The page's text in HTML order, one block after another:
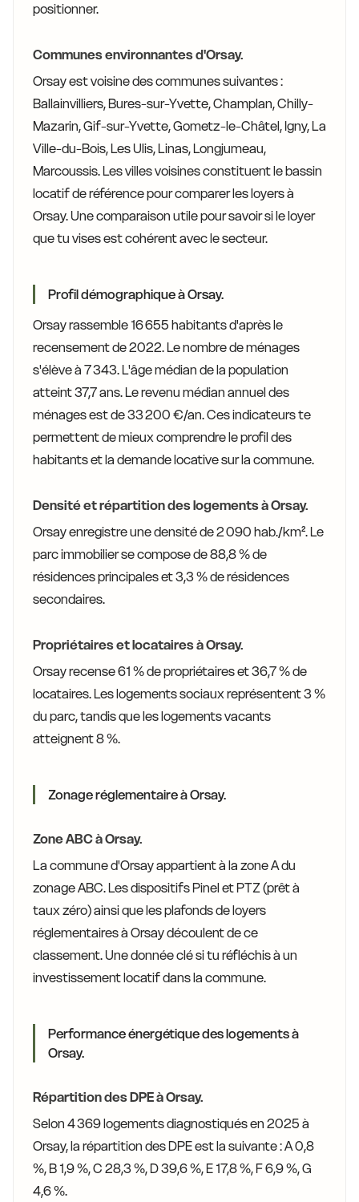
positionner.
Communes environnantes d'Orsay.
Orsay est voisine des communes suivantes :
Ballainvilliers, Bures-sur-Yvette, Champlan, Chilly-
Mazarin, Gif-sur-Yvette, Gometz-le-Châtel, Igny, La
Ville-du-Bois, Les Ulis, Linas, Longjumeau,
Marcoussis. Les villes voisines constituent le bassin
locatif de référence pour comparer les loyers à
Orsay. Une comparaison utile pour savoir si le loyer
que tu vises est cohérent avec le secteur.
Profil démographique à Orsay.
Orsay rassemble 16 655 habitants d'après le
recensement de 2022. Le nombre de ménages
s'élève à 7 343. L'âge médian de la population
atteint 37,7 ans. Le revenu médian annuel des
ménages est de 33 200 €/an. Ces indicateurs te
permettent de mieux comprendre le profil des
habitants et la demande locative sur la commune.
Densité et répartition des logements à Orsay.
Orsay enregistre une densité de 2 090 hab./km². Le
parc immobilier se compose de 88,8 % de
résidences principales et 3,3 % de résidences
secondaires.
Propriétaires et locataires à Orsay.
Orsay recense 61 % de propriétaires et 36,7 % de
locataires. Les logements sociaux représentent 3 %
du parc, tandis que les logements vacants
atteignent 8 %.
Zonage réglementaire à Orsay.
Zone ABC à Orsay.
La commune d'Orsay appartient à la zone A du
zonage ABC. Les dispositifs Pinel et PTZ (prêt à
taux zéro) ainsi que les plafonds de loyers
réglementaires à Orsay découlent de ce
classement. Une donnée clé si tu réfléchis à un
investissement locatif dans la commune.
Performance énergétique des logements à
Orsay.
Répartition des DPE à Orsay.
Selon 4 369 logements diagnostiqués en 2025 à
Orsay, la répartition des DPE est la suivante : A 0,8
%, B 1,9 %, C 28,3 %, D 39,6 %, E 17,8 %, F 6,9 %, G
4,6 %.